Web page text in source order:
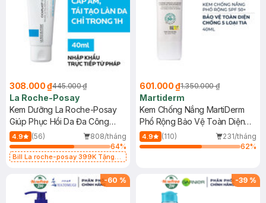
308.000 ₫445.000 ₫
La Roche-Posay
Kem Dưỡng La Roche-Posay
Giúp Phục Hồi Da Đa Công
Dụng 40ml
4.9 (56)
808/tháng
64%
Bill La roche-posay 399K Tặng
(SL có hạn)
601.000 ₫1.350.000 ₫
Martiderm
Kem Chống Nắng MartiDerm
Phổ Rộng Bảo Vệ Toàn Diện
40ml
4.9 (110)
231/tháng
62%
-60 % -39 %